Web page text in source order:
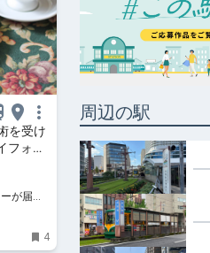
を受け
フォン
情報
が届け
4
周辺の駅